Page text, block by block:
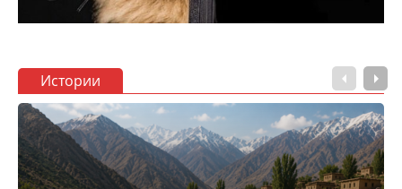
Истории